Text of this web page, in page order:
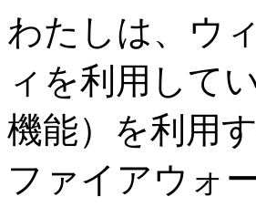
わたしは、ウ
ィを利用して
機能）を利用
ファイアウォ